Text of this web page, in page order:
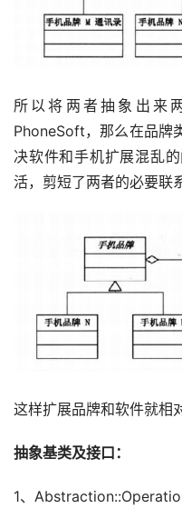
所以将两者抽象出来
PhoneSoft，那么在品牌
决软件和手机扩展混乱
活，剪短了两者的必要联
这样扩展品牌和软件就相
抽象基类及接口：
1、